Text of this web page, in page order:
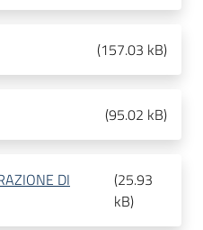
(157.03 kB)
(95.02 kB)
DI
(25.93
kB)